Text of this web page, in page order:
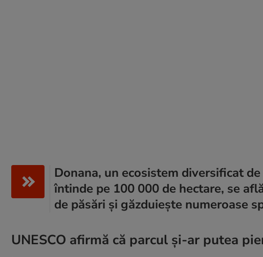
Donana, un ecosistem diversificat
întinde pe 100 000 de hectare, se
de păsări și găzduiește numeroase
UNESCO afirmă că parcul și-ar putea